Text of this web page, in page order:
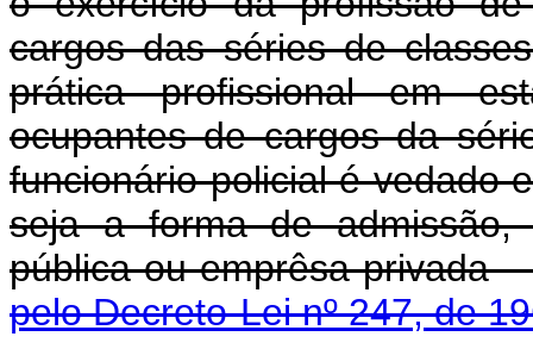
cargos das séries de
prática profissional em
ocupantes de cargos da
funcionário policial é vedado
seja a forma de admissão,
pública ou
pelo Decreto-Lei nº 247, de